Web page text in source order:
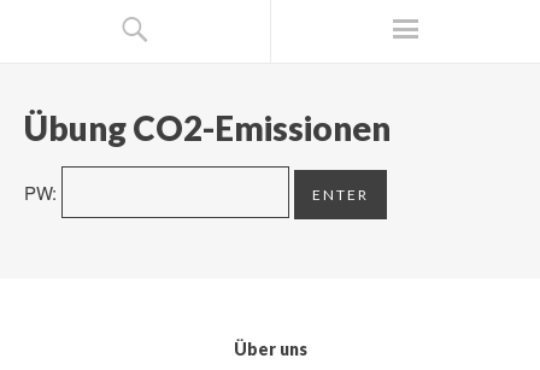
Übung CO2-Emissionen
PW:
Über uns